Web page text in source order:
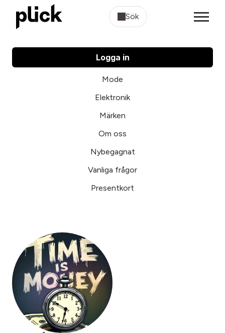
Sök
Logga in
Mode
Elektronik
Märken
Om oss
Nybegagnat
Vanliga frågor
Presentkort